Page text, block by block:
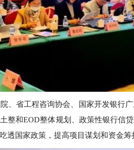
省工程咨询协会、国家开发银行
整和EOD整体规划、政策性银行
透国家政策，提高项目谋划和资金